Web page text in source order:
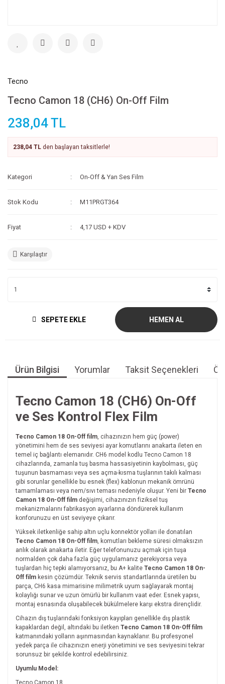
Tecno
Tecno Camon 18 (CH6) On-Off Film
238,04 TL
238,04 TL den başlayan taksitlerle!
Kategori On-Off & Yan Ses Film
Stok Kodu M11PRGT364
Fiyat 4,17 USD + KDV
Karşılaştır
SEPETE EKLE HEMEN AL
Ürün Bilgisi Yorumlar Taksit Seçenekleri
Tecno Camon 18 (CH6) On-Off
ve Ses Kontrol Flex Film
Tecno Camon 18 On-Off film, cihazınızın hem güç (power)
yönetimini hem de ses seviyesi ayar komutlarını anakarta ileten en
temel iç bağlantı elemanıdır. CH6 model kodlu Tecno Camon 18
cihazlarında, zamanla tuş basma hassasiyetinin kaybolması, güç
tuşunun basmaması veya ses açma-kısma tuşlarının takılı kalması
gibi sorunlar genellikle bu esnek (flex) kablonun mekanik ömrünü
tamamlaması veya nem/sıvı teması nedeniyle oluşur. Yeni bir Tecno
Camon 18 On-Off film değişimi, cihazınızın fiziksel tuş
mekanizmalarını fabrikasyon ayarlarına döndürerek kullanım
konforunuzu en üst seviyeye çıkarır.
Yüksek iletkenliğe sahip altın uçlu konnektör yolları ile donatılan
Tecno Camon 18 On-Off film, komutları bekleme süresi olmaksızın
anlık olarak anakarta iletir. Eğer telefonunuzu açmak için tuşa
normalden çok daha fazla güç uygulamanız gerekiyorsa veya
tuşlardan hiç tepki alamıyorsanız, bu A+ kalite Tecno Camon 18 On-
Off film kesin çözümdür. Teknik servis standartlarında üretilen bu
parça, CH6 kasa mimarisine milimetrik uyum sağlayarak montaj
kolaylığı sunar ve uzun ömürlü bir kullanım vaat eder. Esnek yapısı,
montaj esnasında oluşabilecek bükülmelere karşı ekstra dirençlidir.
Cihazın dış tuşlarındaki fonksiyon kayıpları genellikle dış plastik
kapaklardan değil, altındaki bu iletken Tecno Camon 18 On-Off film
katmanındaki yolların aşınmasından kaynaklanır. Bu profesyonel
yedek parça ile cihazınızın enerji yönetimini ve ses seviyesini tekrar
sorunsuz bir şekilde kontrol edebilirsiniz.
Uyumlu Model:
Tecno Camon 18